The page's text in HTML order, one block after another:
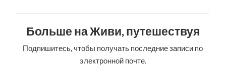
Больше на Живи, путешествуя
Подпишитесь, чтобы получать последние записи по
электронной почте.